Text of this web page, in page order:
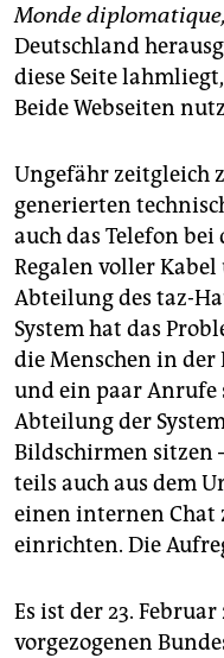
Monde diplomatique,
Deutschland
diese Seite
Beide Webseiten
Ungefähr zeitgleich
generierten
auch das Telefon
Regalen voller
Abteilung des taz-
System hat das
die Menschen in
und ein paar
Abteilung der
Bildschirmen sitzen
teils auch aus dem
einen internen
einrichten. Die
Es ist der 23.
vorgezogenen